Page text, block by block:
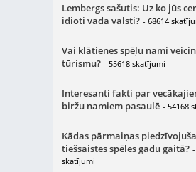
Lembergs sašutis: Uz ko jūs
idioti vada valsti? - 68614
Vai klātienes spēļu nami
tūrismu? - 55618 skatījumi
Interesanti fakti par
biržu namiem pasaulē - 54168
Kādas pārmaiņas
tiešsaistes spēles gadu gaitā?
skatījumi